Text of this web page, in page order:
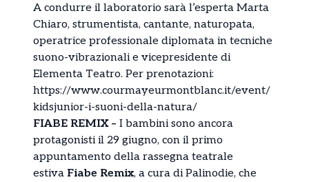
A condurre il laboratorio sarà l’esperta Marta
Chiaro, strumentista, cantante, naturopata,
operatrice professionale diplomata in tecniche
suono-vibrazionali e vicepresidente di
Elementa Teatro. Per prenotazioni:
https://www.courmayeurmontblanc.it/event/
kidsjunior-i-suoni-della-natura/
FIABE REMIX – I bambini sono ancora
protagonisti il 29 giugno, con il primo
appuntamento della rassegna teatrale
estiva Fiabe Remix, a cura di Palinodie, che